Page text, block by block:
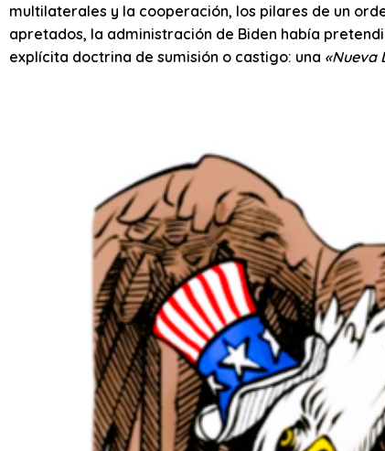
multilaterales y la cooperación, los pilares de un
apretados, la administración de Biden había
explícita doctrina de sumisión o castigo: una «Nueva